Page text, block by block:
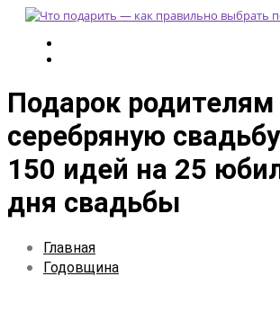
Подарок родителям
серебряную
150 идей на 25
дня свадьбы
Главная
Годовщина